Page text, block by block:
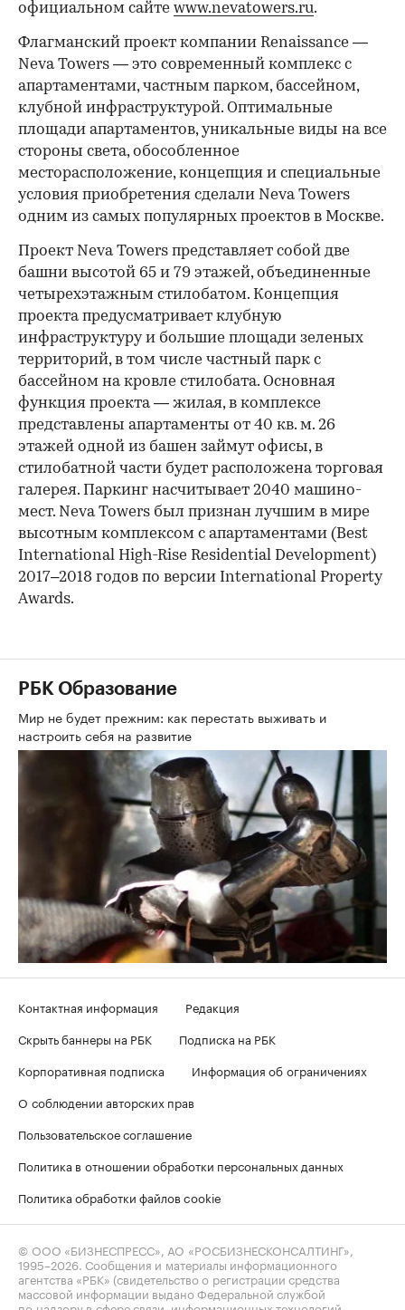
официальном сайте www.nevatowers.ru.
Флагманский проект компании Renaissance —
Neva Towers — это современный комплекс с
апартаментами, частным парком, бассейном,
клубной инфраструктурой. Оптимальные
площади апартаментов, уникальные виды на все
стороны света, обособленное
месторасположение, концепция и специальные
условия приобретения сделали Neva Towers
одним из самых популярных проектов в Москве.
Проект Neva Towers представляет собой две
башни высотой 65 и 79 этажей, объединенные
четырехэтажным стилобатом. Концепция
проекта предусматривает клубную
инфраструктуру и большие площади зеленых
территорий, в том числе частный парк с
бассейном на кровле стилобата. Основная
функция проекта — жилая, в комплексе
представлены апартаменты от 40 кв. м. 26
этажей одной из башен займут офисы, в
стилобатной части будет расположена торговая
галерея. Паркинг насчитывает 2040 машино-
мест. Neva Towers был признан лучшим в мире
высотным комплексом с апартаментами (Best
International High-Rise Residential Development)
2017–2018 годов по версии International Property
Awards.
РБК Образование
Мир не будет прежним: как перестать выживать и
настроить себя на развитие
Контактная информация
Редакция
Скрыть баннеры на РБК
Подписка на РБК
Корпоративная подписка
Информация об ограничениях
О соблюдении авторских прав
Пользовательское соглашение
Политика в отношении обработки персональных данных
Политика обработки файлов cookie
© ООО «БИЗНЕСПРЕСС», АО «РОСБИЗНЕСКОНСАЛТИНГ»,
1995–2026. Сообщения и материалы информационного
агентства «РБК» (свидетельство о регистрации средства
массовой информации выдано Федеральной службой